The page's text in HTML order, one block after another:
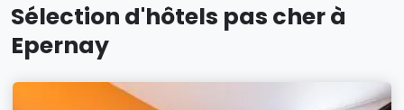
Sélection d'hôtels pas cher à
Epernay